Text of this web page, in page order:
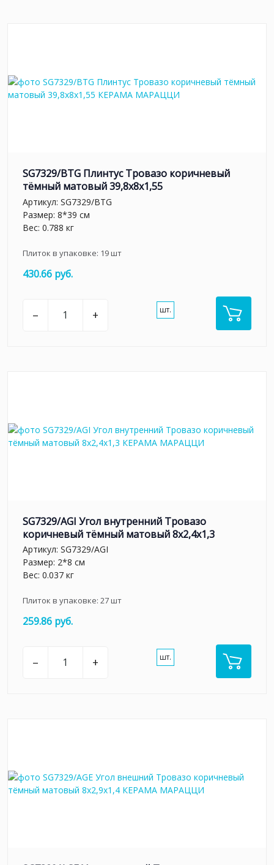
SG7329/BTG Плинтус Тровазо коричневый
тёмный матовый 39,8x8x1,55
Артикул: SG7329/BTG
Размер: 8*39 см
Вес: 0.788 кг
Плиток в упаковке: 19шт
430.66 руб.
– + шт.
SG7329/AGI Угол внутренний Тровазо
коричневый тёмный матовый 8x2,4x1,3
Артикул: SG7329/AGI
Размер: 2*8 см
Вес: 0.037 кг
Плиток в упаковке: 27шт
259.86 руб.
– + шт.